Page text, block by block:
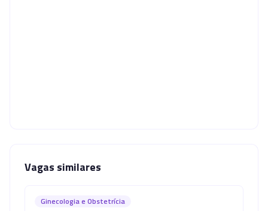
Vagas similares
Ginecologia e Obstetrícia